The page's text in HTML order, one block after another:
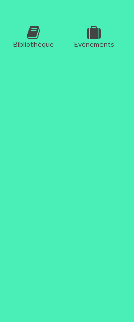
Bibliothèque Evénements